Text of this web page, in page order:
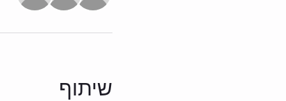
שיתוף